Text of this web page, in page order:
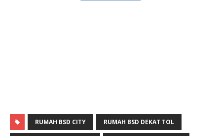
RUMAH BSD CITY RUMAH BSD DEKAT TOL